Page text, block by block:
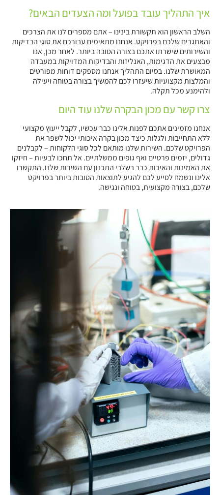
איך התהליך עובד בפועל ומה הצעדים הבאים?
השלב הראשון הוא תקשורת בינינו – אתם מספרים לנו את הצרכים
והאתגרים שלכם בפרויקט. אנחנו מתאימים עבורכם את סוגי הבדיקות
והשירותים שישרתו אתכם בצורה הטובה ביותר. לאחר מכן, אנו
מבצעים את הדגימות, האנליזות והבדיקות המדויקות במעבדה
המאושרת שלנו. בסיום התהליך אנחנו מספקים דוחות מפורטים
והמלצות מקצועיות שיעזרו לכם להמשיך בצורה בטוחה ויעילה
ולהימנע מכל תקלה.
צרו קשר עם מכון הבקרה שלנו עוד היום
אנחנו מזמינים אתכם לפנות אלינו כבר עכשיו, לקבל ייעוץ מקצועי
ללא התחייבות ולגלות כיצד מכון בקרה איכותי יכול לשפר את
הפרויקט שלכם. השירות שלנו מותאם לכל סוגי הלקוחות – לקבלנים
גדולים, יזמים פרטיים ואף גופים ממשלתיים. אל תחכו לבעיות – חיזקו
את האמינות והאיכות כבר בשלבי התכנון עם השירות שלנו. התקשרו
אלינו ונשמח לסייע לכם להגיע לתוצאות הטובות ביותר בפרויקט
שלכם, בצורה מקצועית, בטוחה ונגישה.